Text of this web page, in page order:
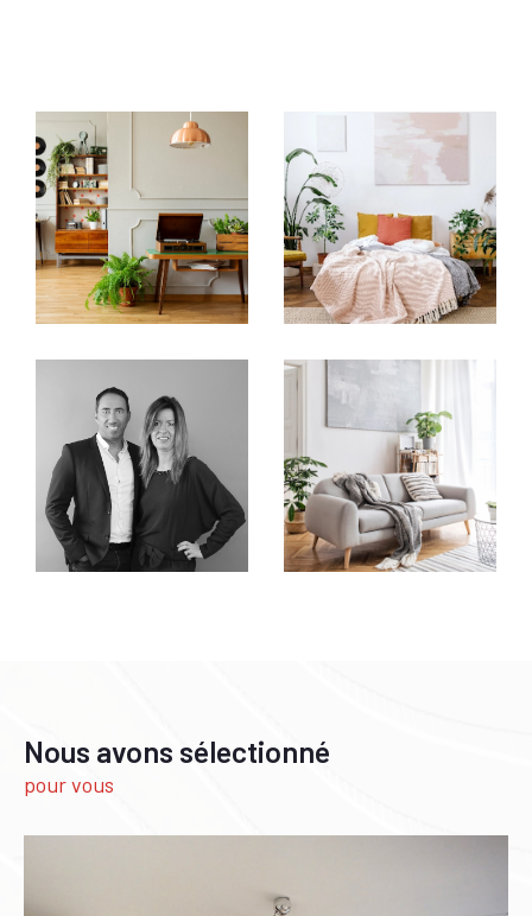
tout au long de votre projet.
Que vous souhaitiez acheter, vendre ou louer une
propriété dans cette région, notre équipe de
professionnels de l'agence se tient à votre disposition
pour vous aider à réaliser votre projet immobilier en
toute sérénité.
L’agence immobilière IMMO DU GOLF vous propose un
catalogue de propriétés à vendre daans la ville de Seilh
et ses environs. Avec une connaissance approfondie
du marché immobilier local, nous sélectionnons avec
soin les biens proposés à la vente pour répondre aux
besoins et aux attentes de nos clients.
L ’estimation immobilièrepermet d'obtenir une
des critères tels que la localisation, la superficie,
Nous avons sélectionné
pour vous